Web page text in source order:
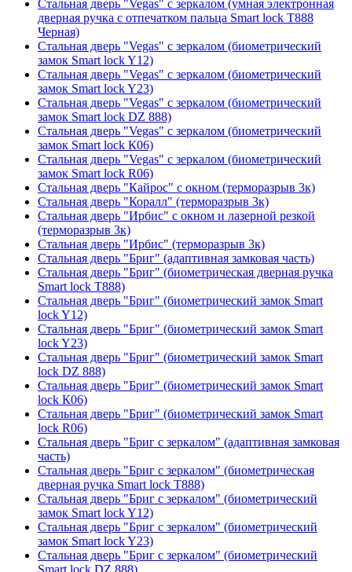
Стальная дверь "Vegas" с зеркалом (умная электронная
дверная ручка с отпечатком пальца Smart lock T888
Черная)
Стальная дверь "Vegas" с зеркалом (биометрический
замок Smart lock Y12)
Стальная дверь "Vegas" с зеркалом (биометрический
замок Smart lock Y23)
Стальная дверь "Vegas" с зеркалом (биометрический
замок Smart lock DZ 888)
Стальная дверь "Vegas" с зеркалом (биометрический
замок Smart lock К06)
Стальная дверь "Vegas" с зеркалом (биометрический
замок Smart lock R06)
Стальная дверь "Кайрос" с окном (терморазрыв 3к)
Стальная дверь "Коралл" (терморазрыв 3к)
Стальная дверь "Ирбис" с окном и лазерной резкой
(терморазрыв 3к)
Стальная дверь "Ирбис" (терморазрыв 3к)
Стальная дверь "Бриг" (адаптивная замковая часть)
Стальная дверь "Бриг" (биометрическая дверная ручка
Smart lock T888)
Стальная дверь "Бриг" (биометрический замок Smart
lock Y12)
Стальная дверь "Бриг" (биометрический замок Smart
lock Y23)
Стальная дверь "Бриг" (биометрический замок Smart
lock DZ 888)
Стальная дверь "Бриг" (биометрический замок Smart
lock К06)
Стальная дверь "Бриг" (биометрический замок Smart
lock R06)
Стальная дверь "Бриг с зеркалом" (адаптивная замковая
часть)
Стальная дверь "Бриг с зеркалом" (биометрическая
дверная ручка Smart lock T888)
Стальная дверь "Бриг с зеркалом" (биометрический
замок Smart lock Y12)
Стальная дверь "Бриг с зеркалом" (биометрический
замок Smart lock Y23)
Стальная дверь "Бриг с зеркалом" (биометрический